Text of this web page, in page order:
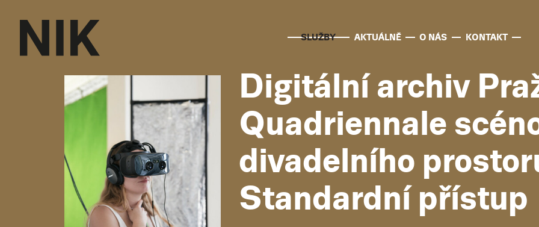
SLUŽBY AKTUÁLNĚ O NÁS KONTAKT
Digitální archiv
Quadriennale
divadelního
Standardní přístup